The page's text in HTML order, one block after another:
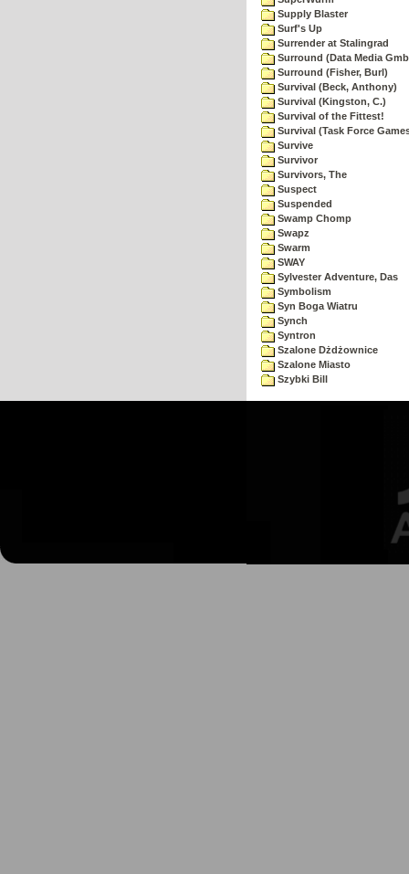
Supply Blaster
Surf's Up
Surrender at Stalingrad
Surround (Data Media
Surround (Fisher, Burl)
Survival (Beck, Anthony)
Survival (Kingston, C.)
Survival of the Fittest!
Survival (Task Force
Survive
Survivor
Survivors, The
Suspect
Suspended
Swamp Chomp
Swapz
Swarm
SWAY
Sylvester Adventure, Das
Symbolism
Syn Boga Wiatru
Synch
Syntron
Szalone Dżdżownice
Szalone Miasto
Szybki Bill